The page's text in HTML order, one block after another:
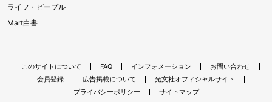
ライフ・ピープル
Mart白書
このサイトについて FAQ インフォメーション
お問い合わせ
会員登録
広告掲載について
光文社オフィシャルサイト
プライバシーポリシー
サイトマップ